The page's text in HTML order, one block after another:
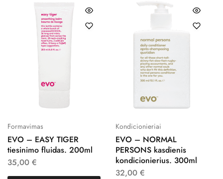
Formavimas
EVO – EASY TIGER
tiesinimo fluidas. 200ml
35,00 €
Kondicionieriai
EVO – NORMAL
PERSONS kasdienis
kondicionierius. 300ml
32,00 €